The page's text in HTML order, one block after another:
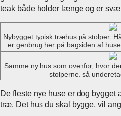
teak både holder længe og er
Nybygget typisk træhus på stolper.
er genbrug her på bagsiden af
Samme ny hus som ovenfor, hvor
stolperne, så
De fleste nye huse er dog bygget
træ. Det hus du skal bygge, vil